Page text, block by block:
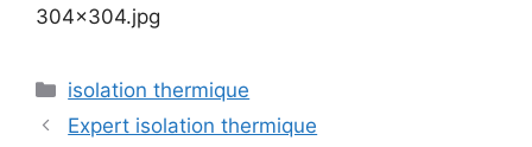
304×304.jpg
Catégories
isolation thermique
Expert isolation thermique